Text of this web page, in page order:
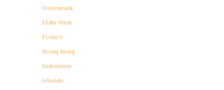
Danemark
Etats-Unis
France
Hong Kong
Indonésie
Irlande